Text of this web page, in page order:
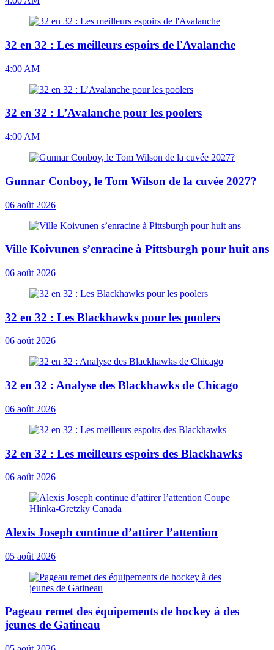
32 en 32 : Les meilleurs espoirs de l'Avalanche
4:00 AM
32 en 32 : L’Avalanche pour les poolers
4:00 AM
Gunnar Conboy, le Tom Wilson de la cuvée 2027?
06 août 2026
Ville Koivunen s’enracine à Pittsburgh pour huit ans
06 août 2026
32 en 32 : Les Blackhawks pour les poolers
06 août 2026
32 en 32 : Analyse des Blackhawks de Chicago
06 août 2026
32 en 32 : Les meilleurs espoirs des Blackhawks
06 août 2026
Alexis Joseph continue d’attirer l’attention
05 août 2026
Pageau remet des équipements de hockey à des
jeunes de Gatineau